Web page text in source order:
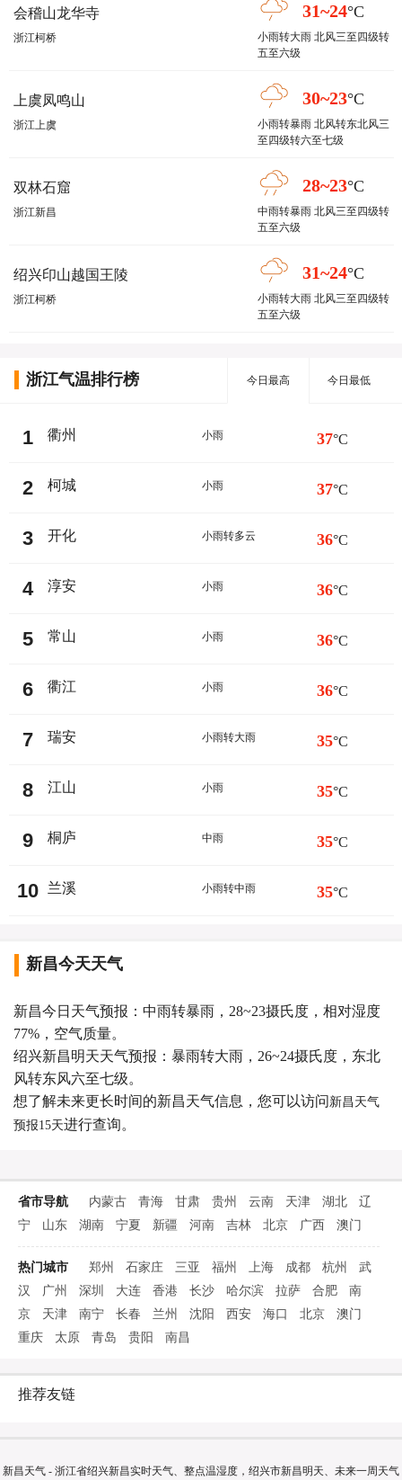
会稽山龙华寺
浙江柯桥
31~24°C
小雨转大雨 北风三至四级转
五至六级
上虞凤鸣山
浙江上虞
30~23°C
小雨转暴雨 北风转东北风三
至四级转六至七级
双林石窟
浙江新昌
28~23°C
中雨转暴雨 北风三至四级转
五至六级
绍兴印山越国王陵
浙江柯桥
31~24°C
小雨转大雨 北风三至四级转
五至六级
浙江气温排行榜 今日最高 今日最低
1 衢州 小雨 37°C
2 柯城 小雨 37°C
3 开化 小雨转多云 36°C
4 淳安 小雨 36°C
5 常山 小雨 36°C
6 衢江 小雨 36°C
7 瑞安 小雨转大雨 35°C
8 江山 小雨 35°C
9 桐庐 中雨 35°C
10 兰溪 小雨转中雨 35°C
新昌今天天气
新昌今日天气预报：中雨转暴雨，28~23摄氏度，相对湿度
77%，空气质量。
绍兴新昌明天天气预报：暴雨转大雨，26~24摄氏度，东北
风转东风六至七级。
想了解未来更长时间的新昌天气信息，您可以访问 新昌天气
预报15天进行查询。
省市导航 内蒙古 青海 甘肃 贵州 云南 天津 湖北
辽
宁
山东 湖南 宁夏 新疆 河南 吉林 北京 广西 澳门
热门城市 郑州 石家庄 三亚 福州 上海 成都 杭州
武
汉
广州 深圳 大连 香港 长沙 哈尔滨 拉萨 合肥
南
京
天津 南宁 长春 兰州 沈阳 西安 海口 北京
澳门
重庆
太原 青岛 贵阳 南昌
推荐友链
新昌天气 - 浙江省绍兴新昌实时天气、整点温湿度，绍兴市新昌明天、未来一周天气